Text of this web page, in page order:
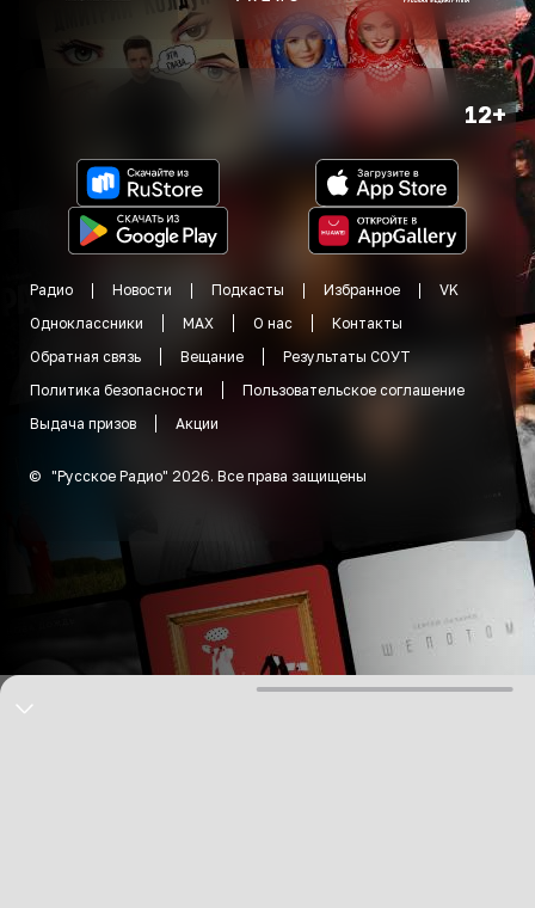
12+
Радио Новости Подкасты Избранное
VK
Одноклассники
MAX О нас
Контакты
Обратная связь
Вещание
Результаты СОУТ
Политика безопасности
Пользовательское соглашение
Выдача призов
Акции
© "Русское Радио" 2026. Все права защищены